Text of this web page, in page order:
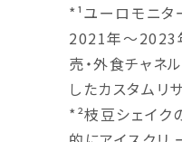
*¹ユーロモニタ
2021年～2023
売・外食チャネ
したカスタムリ
*²枝豆シェイク